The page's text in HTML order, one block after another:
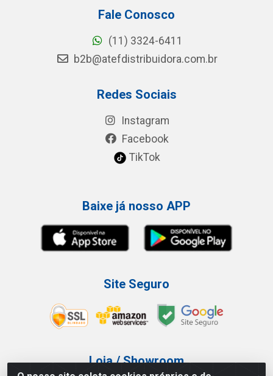
Fale Conosco
(11) 3324-6411
b2b@atefdistribuidora.com.br
Redes Sociais
Instagram
Facebook
TikTok
Baixe já nosso APP
Site Seguro
Loja / Showroom